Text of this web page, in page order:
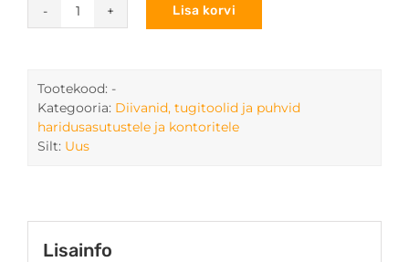
Kahekohaline
Lisa korvi
Tootekood: -
Kategooria: Diivanid, tugitoolid ja puhvid
haridusasutustele ja kontoritele
Silt: Uus
Lisainfo